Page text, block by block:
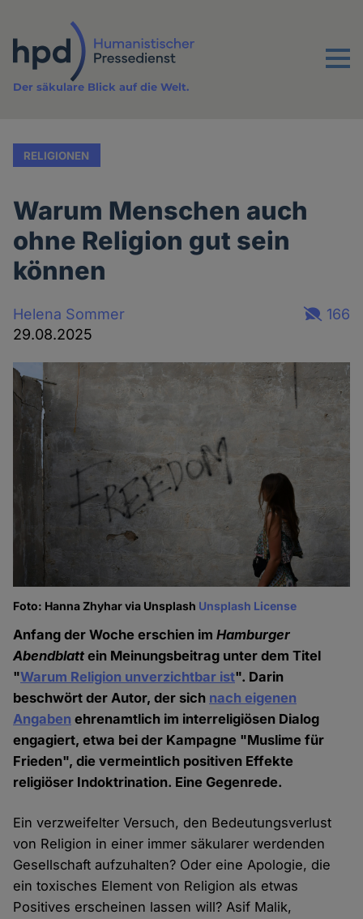
Inhalt
Menu
Der säkulare Blick auf die Welt.
RELIGIONEN
Warum Menschen auch
ohne Religion gut sein
können
Helena Sommer
29.08.2025
166
Foto: Hanna Zhyhar via Unsplash Unsplash License
Anfang der Woche erschien imHamburger
Abendblatt ein Meinungsbeitrag unter dem Titel
"Warum Religion unverzichtbar ist". Darin
beschwört der Autor, der sich nach eigenen
Angaben ehrenamtlich im interreligiösen Dialog
engagiert, etwa bei der Kampagne "Muslime für
Frieden", die vermeintlich positiven Effekte
religiöser Indoktrination. Eine Gegenrede.
Ein verzweifelter Versuch, den Bedeutungsverlust
von Religion in einer immer säkularer werdenden
Gesellschaft aufzuhalten? Oder eine Apologie, die
ein toxisches Element von Religion als etwas
Positives erscheinen lassen will? Asif Malik,